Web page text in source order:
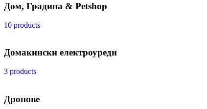
Дом, Градина & Petshop
10 products
Домакински електроуреди
3 products
Дронове